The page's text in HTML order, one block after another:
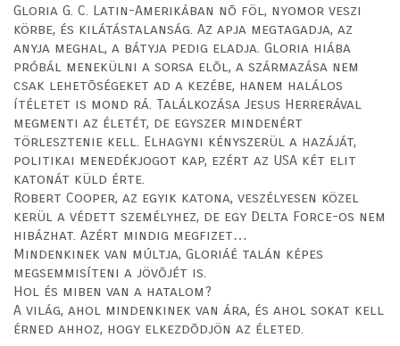
Gloria G. C. Latin-Amerikában nõ föl, nyomor veszi
körbe, és kilátástalanság. Az apja megtagadja, az
anyja meghal, a bátyja pedig eladja. Gloria hiába
próbál menekülni a sorsa elõl, a származása nem
csak lehetõségeket ad a kezébe, hanem halálos
ítéletet is mond rá. Találkozása Jesus Herrerával
megmenti az életét, de egyszer mindenért
törlesztenie kell. Elhagyni kényszerül a hazáját,
politikai menedékjogot kap, ezért az USA két elit
katonát küld érte.
Robert Cooper, az egyik katona, veszélyesen közel
kerül a védett személyhez, de egy Delta Force-os nem
hibázhat. Azért mindig megfizet…
Mindenkinek van múltja, Gloriáé talán képes
megsemmisíteni a jövõjét is.
Hol és miben van a hatalom?
A világ, ahol mindenkinek van ára, és ahol sokat kell
érned ahhoz, hogy elkezdõdjön az életed.